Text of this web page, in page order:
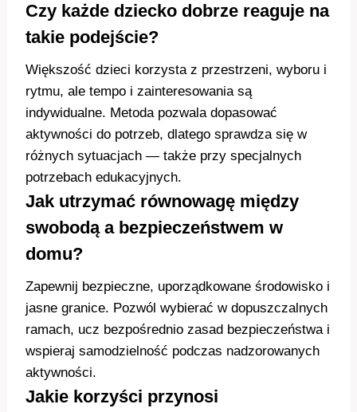
Czy każde dziecko dobrze reaguje na
takie podejście?
Większość dzieci korzysta z przestrzeni, wyboru i
rytmu, ale tempo i zainteresowania są
indywidualne. Metoda pozwala dopasować
aktywności do potrzeb, dlatego sprawdza się w
różnych sytuacjach — także przy specjalnych
potrzebach edukacyjnych.
Jak utrzymać równowagę między
swobodą a bezpieczeństwem w
domu?
Zapewnij bezpieczne, uporządkowane środowisko i
jasne granice. Pozwól wybierać w dopuszczalnych
ramach, ucz bezpośrednio zasad bezpieczeństwa i
wspieraj samodzielność podczas nadzorowanych
aktywności.
Jakie korzyści przynosi